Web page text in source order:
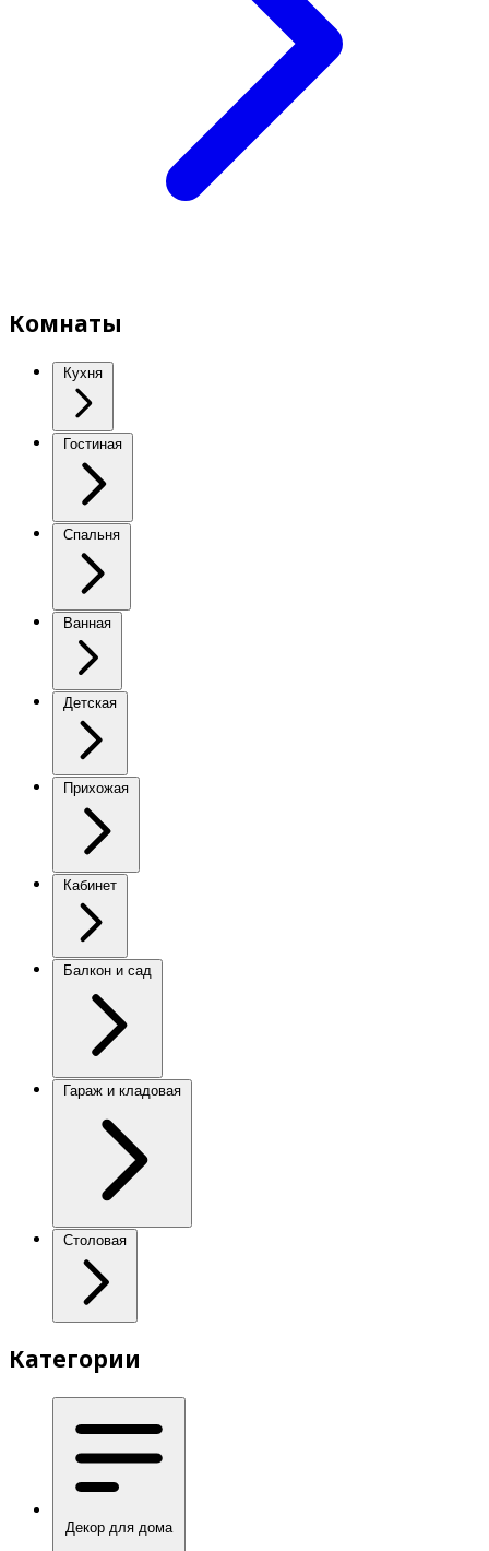
Комнаты
Кухня
Гостиная
Спальня
Ванная
Детская
Прихожая
Кабинет
Балкон и сад
Гараж и кладовая
Столовая
Категории
Декор для дома